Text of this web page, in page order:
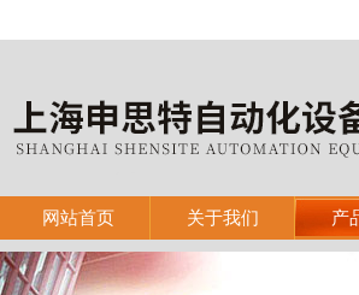
网站首页 关于我们 产